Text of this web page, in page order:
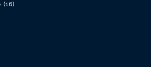
(16)